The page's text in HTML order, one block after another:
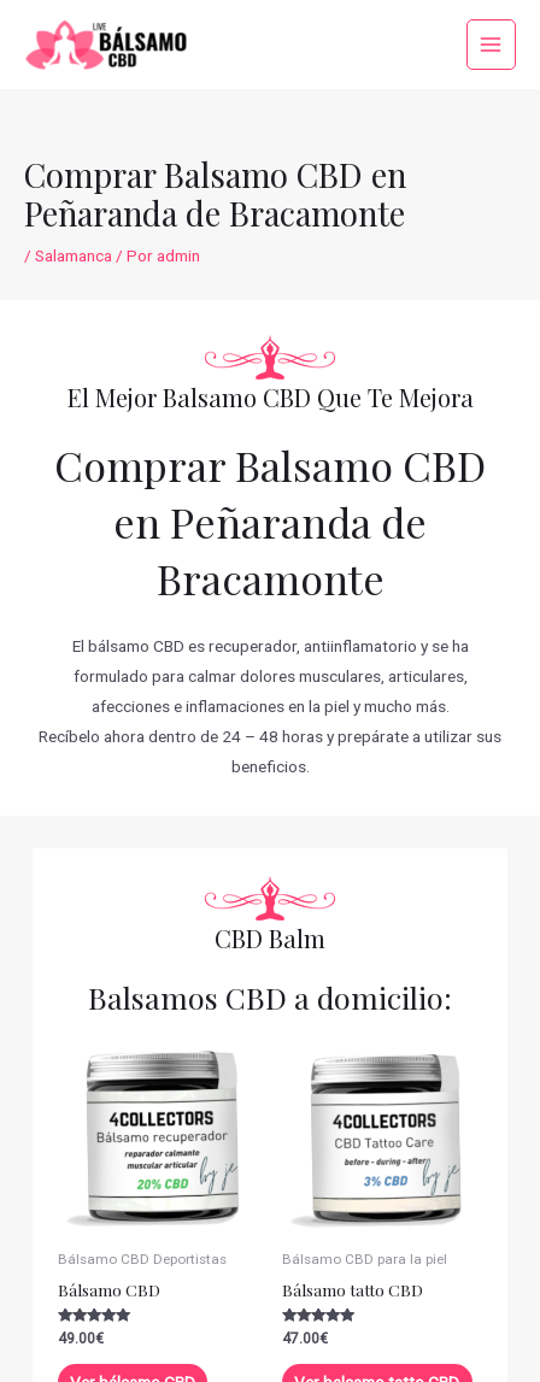
contenido
Main
Comprar Balsamo CBD en
Peñaranda de Bracamonte
/ Salamanca / Poradmin
El Mejor Balsamo CBD Que Te Mejora
Comprar Balsamo CBD
en Peñaranda de
Bracamonte
El bálsamo CBD es recuperador, antiinflamatorio y se ha
formulado para calmar dolores musculares, articulares,
afecciones e inflamaciones en la piel y mucho más.
Recíbelo ahora dentro de 24 – 48 horas y prepárate a utilizar sus
beneficios.
CBD Balm
Balsamos CBD a domicilio:
Bálsamo CBD Deportistas
Bálsamo CBD
Valorado con
de 5
49.00€
Bálsamo CBD para la piel
Bálsamo tatto CBD
Valorado con
de 5
47.00€